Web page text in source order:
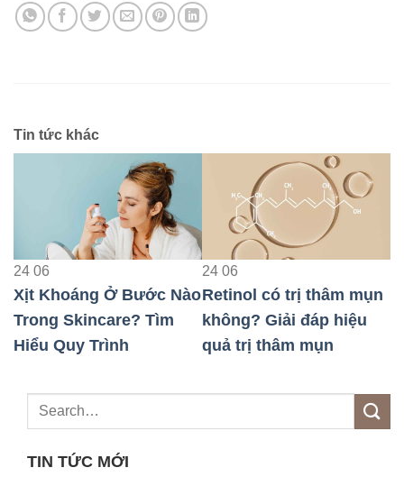
Tin tức khác
06
Khoáng Ở Bước Nào
Skincare? Tìm
Quy Trình
06
Retinol có trị thâm mụn
không? Giải đáp hiệu
quả trị thâm mụn
Hiện
Peel
TIN TỨC MỚI